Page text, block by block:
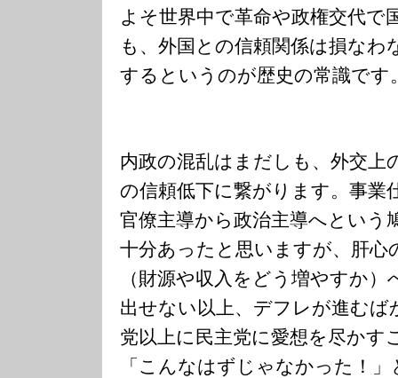
よそ世界中で革命や政権交代で
も、外国との信頼関係は損なわ
するというのが歴史の常識です
内政の混乱はまだしも、外交上
の信頼低下に繋がります。事業
官僚主導から政治主導へという
十分あったと思いますが、肝心
（財源や収入をどう増やすか
出せない以上、デフレが進むば
党以上に民主党に愛想を尽かす
「こんなはずじゃなかった！